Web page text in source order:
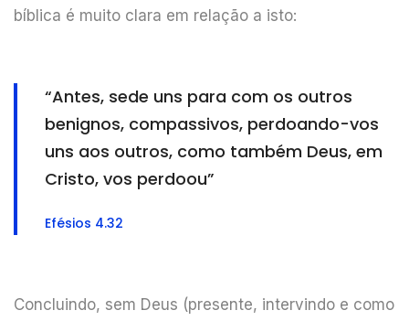
bíblica é muito clara em relação a isto:
“Antes, sede uns para com os outros
benignos, compassivos, perdoando-vos
uns aos outros, como também Deus, em
Cristo, vos perdoou”
Efésios 4.32
Concluindo, sem Deus (presente, intervindo e como